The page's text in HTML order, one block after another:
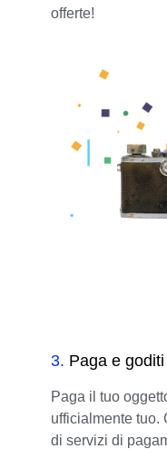
offerte!
3. Paga e
Paga il tuo
ufficialmente tuo.
di servizi di